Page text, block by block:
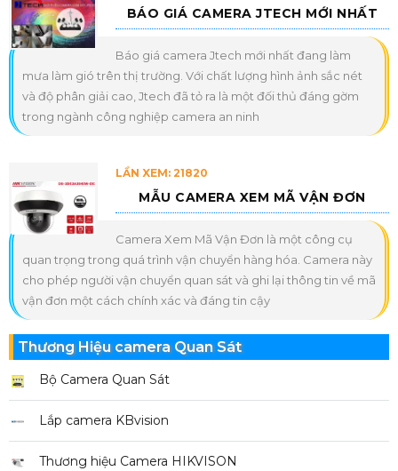
BÁO GIÁ CAMERA JTECH MỚI NHẤT
Báo giá camera Jtech mới nhất đang làm
mưa làm gió trên thị trường. Với chất lượng hình ảnh sắc nét
và độ phân giải cao, Jtech đã tỏ ra là một đối thủ đáng gờm
trong ngành công nghiệp camera an ninh
LẦN XEM: 21820
MẪU CAMERA XEM MÃ VẬN ĐƠN
Camera Xem Mã Vận Đơn là một công cụ
quan trọng trong quá trình vận chuyển hàng hóa. Camera này
cho phép người vận chuyển quan sát và ghi lại thông tin về mã
vận đơn một cách chính xác và đáng tin cậy
Thương Hiệu camera Quan Sát
Bộ Camera Quan Sát
Lắp camera KBvision
Thương hiệu Camera HIKVISON